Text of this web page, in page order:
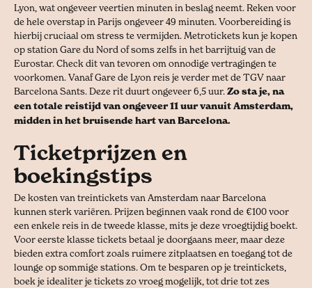
Lyon, wat ongeveer veertien minuten in beslag neemt. Reken voor
de hele overstap in Parijs ongeveer 49 minuten. Voorbereiding is
hierbij cruciaal om stress te vermijden. Metrotickets kun je kopen
op station Gare du Nord of soms zelfs in het barrijtuig van de
Eurostar. Check dit van tevoren om onnodige vertragingen te
voorkomen. Vanaf Gare de Lyon reis je verder met de TGV naar
Barcelona Sants. Deze rit duurt ongeveer 6,5 uur. Zo sta je, na
een totale reistijd van ongeveer 11 uur vanuit Amsterdam,
midden in het bruisende hart van Barcelona.
Ticketprijzen en
boekingstips
De kosten van treintickets van Amsterdam naar Barcelona
kunnen sterk variëren. Prijzen beginnen vaak rond de €100 voor
een enkele reis in de tweede klasse, mits je deze vroegtijdig boekt.
Voor eerste klasse tickets betaal je doorgaans meer, maar deze
bieden extra comfort zoals ruimere zitplaatsen en toegang tot de
lounge op sommige stations. Om te besparen op je treintickets,
boek je idealiter je tickets zo vroeg mogelijk, tot drie tot zes